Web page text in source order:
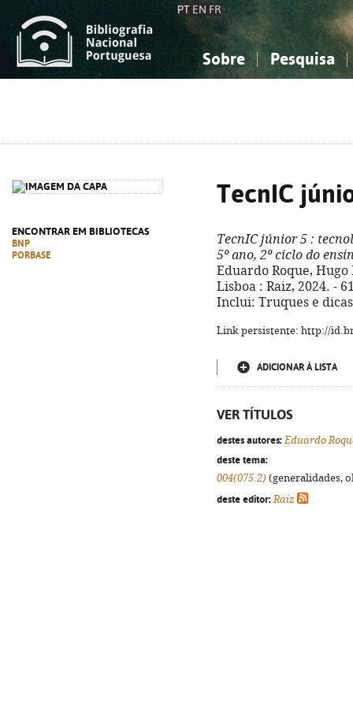
PT EN FR
Sobre Pesquisa
ENCONTRAR EM BIBLIOTECAS
BNP
PORBASE
TecnIC
TecnIC júnior 5 :
5º ano, 2º ciclo do
Eduardo Roque,
Lisboa : Raiz, 2024. -
Inclui: Truques e dicas
Link persistente: http://
ADICIONAR À LISTA
VER TÍTULOS
destes autores: Eduardo
deste tema:
004(075.2) (generalidades,
deste editor: Raiz